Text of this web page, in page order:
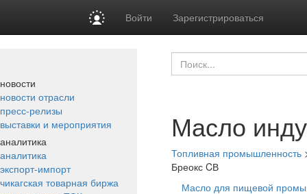
Войти Зарегистрироваться
новости
новости отрасли
пресс-релизы
выставки и мероприятия
аналитика
аналитика
экспорт-импорт
чикагская товарная биржа
Масло
Топливная промышленность
Бреокс CВ
Масло для пищевой